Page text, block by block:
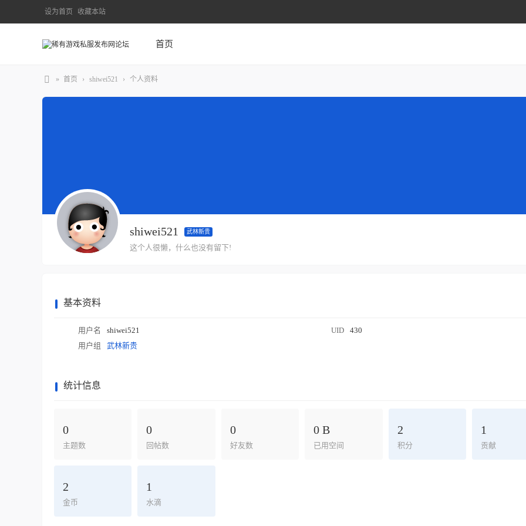
设为首页 收藏本站
首页
» 首页 › shiwei521 › 个人资料
shiwei521 武林新贵
这个人很懒，什么也没有留下!
基本资料
用户名 shiwei521 UID
430
用户组
武林新贵
统计信息
0
主题数
0
回帖数
0
好友数
0 B
已用空间
2
积分
1
贡献
2
金币
1
水滴